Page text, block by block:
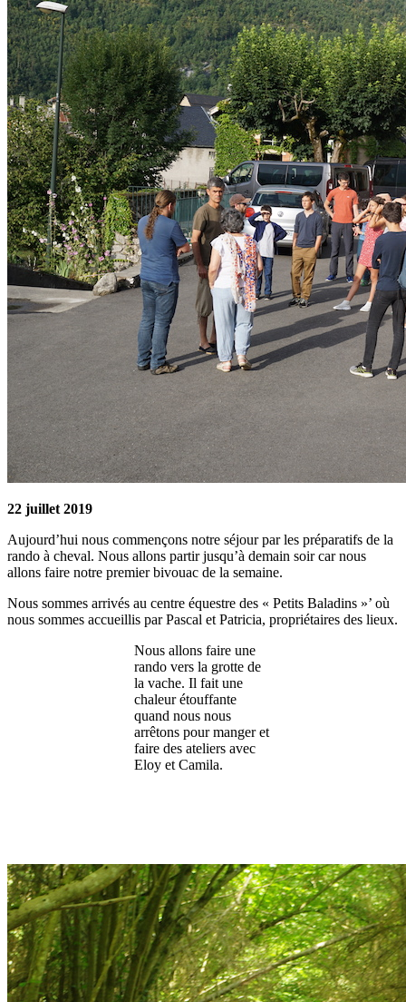
22 juillet 2019
Aujourd’hui nous commençons notre séjour par les préparatifs de la
rando à cheval. Nous allons partir jusqu’à demain soir car nous
allons faire notre premier bivouac de la semaine.
Nous sommes arrivés au centre équestre des « Petits Baladins »’ où
nous sommes accueillis par Pascal et Patricia, propriétaires des lieux.
Nous allons faire une
rando vers la grotte de
la vache. Il fait une
chaleur étouffante
quand nous nous
arrêtons pour manger et
faire des ateliers avec
Eloy et Camila.